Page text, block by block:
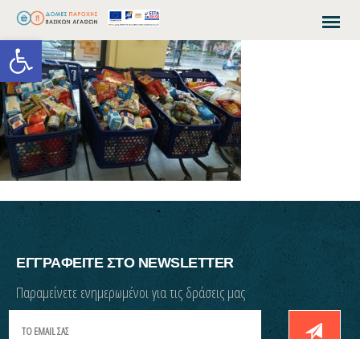
Open toolbar
ΕΓΓΡΑΦΕΙΤΕ ΣΤΟ NEWSLETTER
Παραμείνετε ενημερωμένοι για τις δράσεις μας